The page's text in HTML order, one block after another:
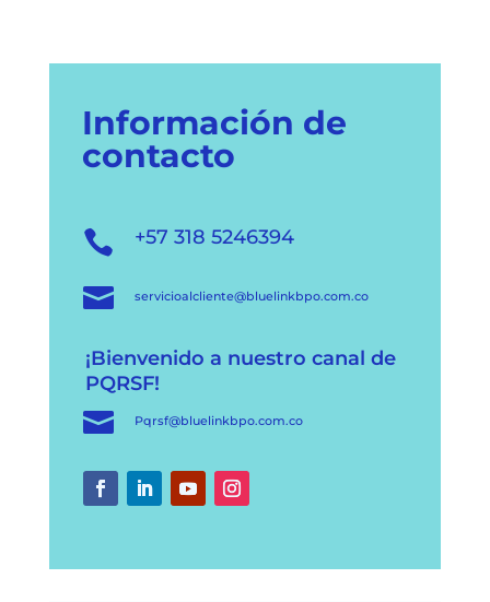
Información de
contacto
 +57 318 5246394
 servicioalcliente@bluelinkbpo.com.co
¡Bienvenido a nuestro canal de
PQRSF!
 Pqrsf@bluelinkbpo.com.co